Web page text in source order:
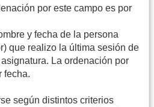
por este campo es por
y fecha de la persona
que realizo la última sesión de
La ordenación por
fecha.
según distintos criterios